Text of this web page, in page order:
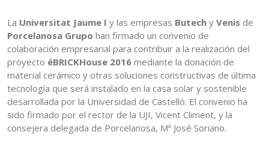
La Universitat Jaume I y las empresas Butech y Venis de
Porcelanosa Grupo han firmado un convenio de
colaboración empresarial para contribuir a la realización del
proyecto éBRICKHouse 2016 mediante la donación de
material cerámico y otras soluciones constructivas de última
tecnología que será instalado en la casa solar y sostenible
desarrollada por la Universidad de Castelló. El convenio ha
sido firmado por el rector de la UJI, Vicent Climent, y la
consejera delegada de Porcelanosa, Mª José Soriano.